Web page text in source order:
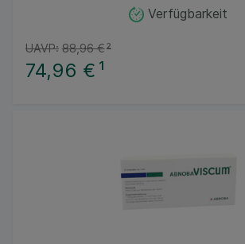
Verfügbarkeit
74,96 € ¹
UAVP: 88,96 €²